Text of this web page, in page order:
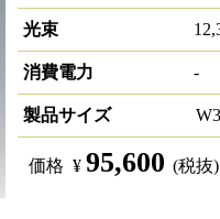
光束
消費電力 -
製品サイズ W
価格 ¥ 95,600 (税抜)